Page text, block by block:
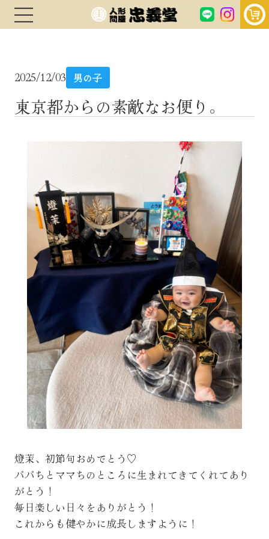
2025/12/03 男の子
東京都からの素敵なお便り。
燈茉、初節句おめでとう♡
パパちとママちのところに生まれてきてくれてあり
がとう！
毎日楽しい日々をありがとう！
これからも健やかに成長しますように！